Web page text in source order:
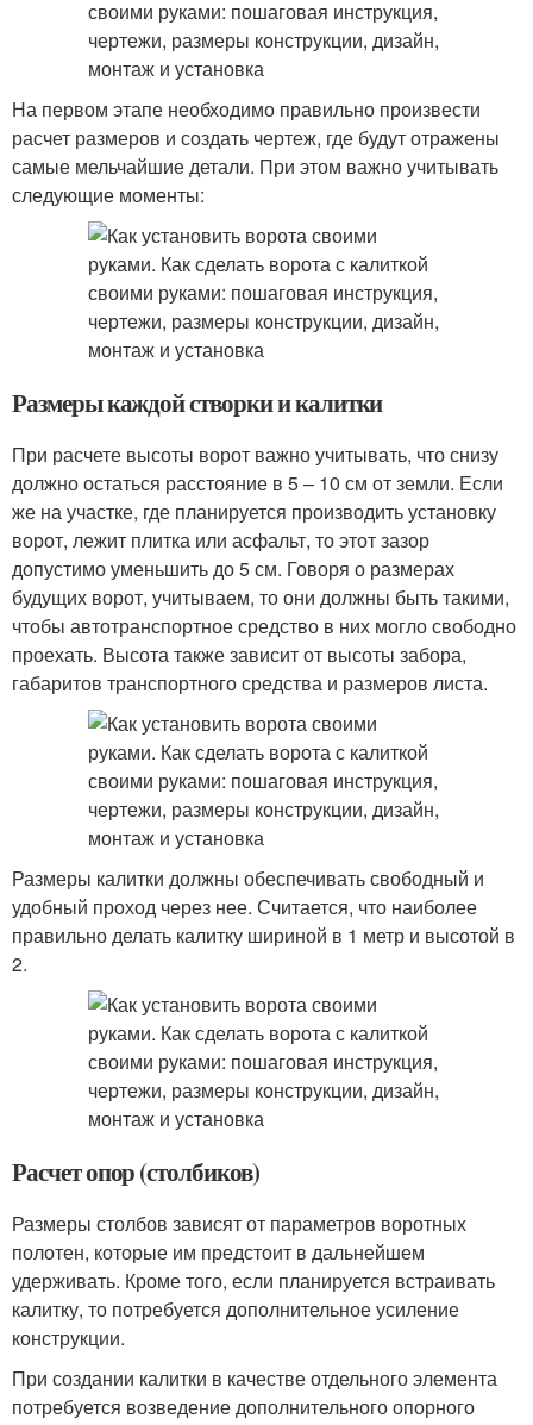
На первом этапе необходимо правильно произвести
расчет размеров и создать чертеж, где будут отражены
самые мельчайшие детали. При этом важно учитывать
следующие моменты:
Размеры каждой створки и калитки
При расчете высоты ворот важно учитывать, что снизу
должно остаться расстояние в 5 – 10 см от земли. Если
же на участке, где планируется производить установку
ворот, лежит плитка или асфальт, то этот зазор
допустимо уменьшить до 5 см. Говоря о размерах
будущих ворот, учитываем, то они должны быть такими,
чтобы автотранспортное средство в них могло свободно
проехать. Высота также зависит от высоты забора,
габаритов транспортного средства и размеров листа.
Размеры калитки должны обеспечивать свободный и
удобный проход через нее. Считается, что наиболее
правильно делать калитку шириной в 1 метр и высотой в
2.
Расчет опор (столбиков)
Размеры столбов зависят от параметров воротных
полотен, которые им предстоит в дальнейшем
удерживать. Кроме того, если планируется встраивать
калитку, то потребуется дополнительное усиление
конструкции.
При создании калитки в качестве отдельного элемента
потребуется возведение дополнительного опорного